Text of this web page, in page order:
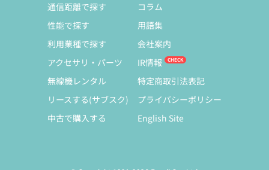
通信距離で探す
性能で探す
利用業種で探す
アクセサリ・パーツ
無線機レンタル
リースする(サブスク)
中古で購入する
コラム
用語集
会社案内
IR情報
特定商取引法表記
プライバシーポリシー
English Site